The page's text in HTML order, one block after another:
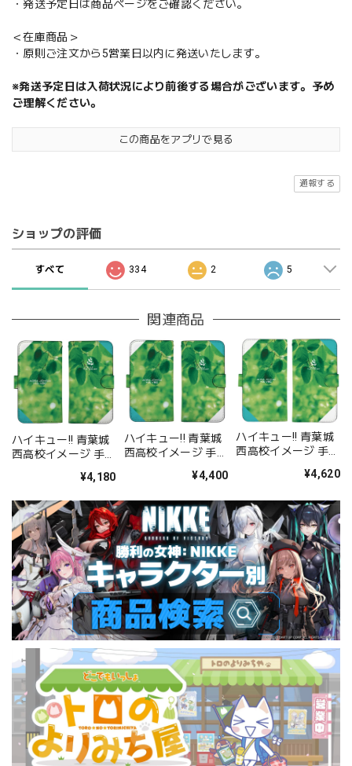
・発送予定日は商品ページをご確認ください。
＜在庫商品＞
・原則ご注文から5営業日以内に発送いたします。
※発送予定日は入荷状況により前後する場合がございます。予め
ご理解ください。
この商品をアプリで見る
通報する
ショップの評価
すべて 334 2 5
関連商品
ハイキュー!! 青葉城
西高校イメージ 手帳
¥4,180
ハイキュー!! 青葉城
西高校イメージ 手帳
¥4,400
ハイキュー!! 青葉城
西高校イメージ 手帳
¥4,620